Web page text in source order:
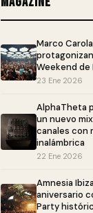
Marco
Weekend de
23 Ene 2026
AlphaTheta
un nuevo
canales con
inalámbrica
22 Ene 2026
Amnesia
aniversario
Party